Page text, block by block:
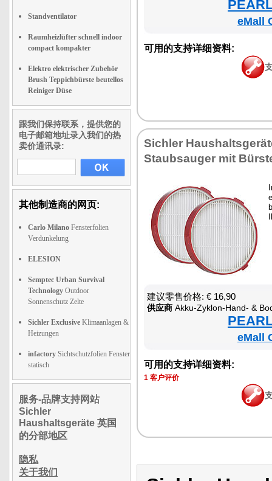
Standventilator
Raumheizlüfter schnell indoor
compact kompakter
Elektro elektrischer Zubehör
Brush Teppichbürste beutellos
Reiniger Düse
跟我们保持联系，提供您的
电子邮箱地址录入我们的热
卖价通讯录:
其他制造商的网页:
Carlo Milano Fensterfolien
Verdunkelung
ELESION
Semptec Urban Survival
Technology Outdoor
Sonnenschutz Zelte
Sichler Exclusive Klimaanlagen &
Heizungen
infactory Sichtschutzfolien Fenster
statisch
服务-品牌支持网站
Sichler
Haushaltsgeräte 英国
的分部地区
隐私
关于我们
eMall
可用的支持详细资料:
Sichler
Staubsauger mit
建议零售价格: € 16,90
供应商 Akku-Zyklon-Hand- & Boden-
eMall
可用的支持详细资料:
1 客户评价